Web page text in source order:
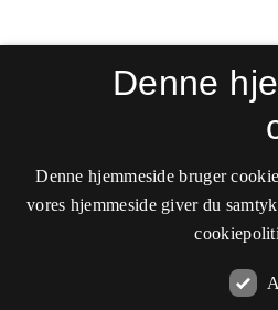
Denne
Denne hjemmeside bruger
vores hjemmeside giver du